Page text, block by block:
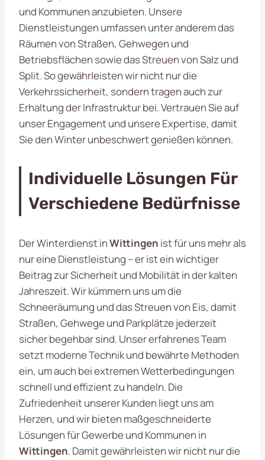
und Kommunen anzubieten. Unsere
Dienstleistungen umfassen unter anderem das
Räumen von Straßen, Gehwegen und
Betriebsflächen sowie das Streuen von Salz und
Split. So gewährleisten wir nicht nur die
Verkehrssicherheit, sondern tragen auch zur
Erhaltung der Infrastruktur bei. Vertrauen Sie auf
unser Engagement und unsere Expertise, damit
Sie den Winter unbeschwert genießen können.
Individuelle Lösungen Für
Verschiedene Bedürfnisse
Der Winterdienst inWittingen ist für uns mehr als
nur eine Dienstleistung – er ist ein wichtiger
Beitrag zur Sicherheit und Mobilität in der kalten
Jahreszeit. Wir kümmern uns um die
Schneeräumung und das Streuen von Eis, damit
Straßen, Gehwege und Parkplätze jederzeit
sicher begehbar sind. Unser erfahrenes Team
setzt moderne Technik und bewährte Methoden
ein, um auch bei extremen Wetterbedingungen
schnell und effizient zu handeln. Die
Zufriedenheit unserer Kunden liegt uns am
Herzen, und wir bieten maßgeschneiderte
Lösungen für Gewerbe und Kommunen in
Wittingen. Damit gewährleisten wir nicht nur die